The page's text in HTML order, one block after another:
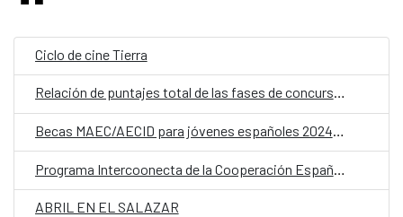
Ciclo de cine Tierra
Relación de puntajes total de las fases de concurso-oposición
Becas MAEC/AECID para jóvenes españoles 2024/2025
ABRIL EN EL SALAZAR